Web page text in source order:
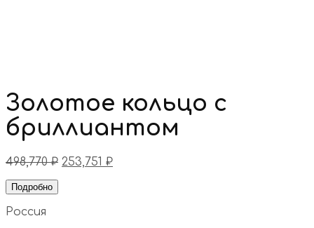
Золотое кольцо с
бриллиантом
498,770₽ 253,751 ₽
Подробно
Россия